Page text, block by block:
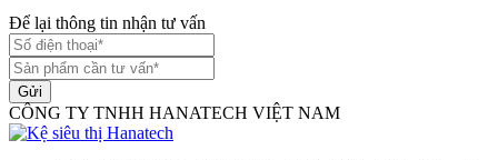
Để lại thông tin nhận tư vấn
Gửi
CÔNG TY TNHH HANATECH VIỆT NAM